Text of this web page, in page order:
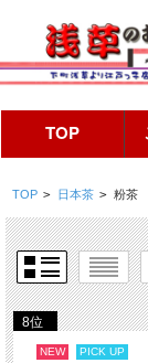
TOP > 日本茶 > 粉茶
8位
NEW PICK UP